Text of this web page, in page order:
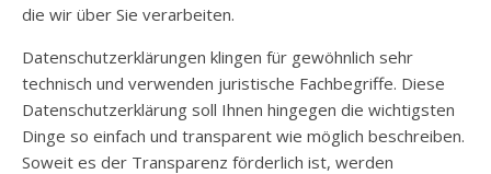
die wir über Sie verarbeiten.
Datenschutzerklärungen klingen für gewöhnlich sehr
technisch und verwenden juristische Fachbegriffe. Diese
Datenschutzerklärung soll Ihnen hingegen die wichtigsten
Dinge so einfach und transparent wie möglich beschreiben.
Soweit es der Transparenz förderlich ist, werden